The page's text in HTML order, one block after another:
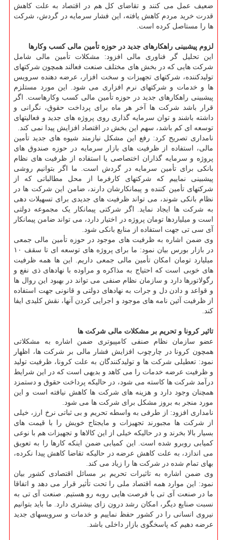
ضعیف عمل می کنند و تقاضای کل هم در اقتصاد به علت کاهش
قدرت خرید مردم کاهش یافته، این فشار سرمایه در گردش، شرکت
ها را مستاصل کرده است.
لزوم پیشبینی راهکارهای جدید در حوزه تأمین مالی کسب وکارها
این تحلیل گر فناوری مالی افزود: مشکلات تأمین مالی شامل
شرکت هایی که در بخش های مختلف صنعت فعالند همچون شرکتهای
تولیدکننده، شرکتهای تجهیزات و سخت افزار، عرضه دهنده سرویس
ها و خدمات و شرکتهای نرم افزاری می شود. این مورد مستلزم
پیشبینی راهکارهای جدید در حوزه تأمین مالی کسب وکارهاست. اگر
قرار باشد شرکت ها آخر هر ماه برای پرداخت حقوق، نگرانی و
داشته باشند و توان سرمایه گذاری روی پروژه های جدید و فعالیتهای
توسعه ای کم باشد، سهم این بخش در اقتصاد افزایش پیدا نمی کند.
نامداری تصریح کرد: رفع این مشکل نیازمند شیوه های جدید تأمین
مالی، استفاده از ظرفیت های بازار سرمایه در حوزه صندوق های
پروژه و سرمایه گذاران اختصاصی یا استفاده از ظرفیت های نظام
بانکی برای تأمین سرمایه در گردش است. ما اگر بتوانیم روشی
پیشبینی نماییم که شرکتهای کارفرما از محل مطالباتی که از
شرکتهای تأمین کننده و پیمانکارشان دارند، ضامن این شرکت ها در
نظام بانکی شوند، می تواند ظرفیت های جدیدی برای تسهیلات دهی
به شرکت ها ایجاد نماید. اگر شرکتی پیمانکار یک مجموعه دولتی
است و میلیاردها تومان پروژه در اختیار دارد، می تواند ضامن پیمانکار
آی سی تی جهت استفاده از منابع بانکی شود.
وی ضمن اشاره به ظرفیت های موجود در حوزه تأمین مالی جمعی
در بازار بورس بیان نمود: ما برای پروژه های توسعه ای تا سقف ۱۰
میلیارد تومان امکان تأمین مالی جمعی داریم. این ها همه ظرفیت
های خوبی است که احتیاج به مذاکره و مراوده با نهادهای ذی نفع و
رگولاتورها دارد و سازمان نظام صنفی می تواند در بهبود این روال ها
و قواعد و دادن دل و جرات به نهادهای دولتی و قانونی جهت استفاده
از ظرفیت آئین نامه های موجود و اجرایی کردن آنها، نقش کلیدی ایفا
کند.
تاثیر کرونا و تحریم بر مشکلات مالی شرکت ها
عضو سازمان نظام صنفی کامپیوتری ضمن اشاره به مشکلاتی
همچون کرونا در چارچوب افزایش فشار مالی بر شرکت ها، اظهار
نمود: تعطیلی شرکت ها و تولیدکنندگان به علت کرونا، ظرفیت تولید
و ظرفیت عرضه خدمات را می کاهد و بدیهی است که در این شرایط
درآمد شرکت ها کاسته می شود، در حالیکه پرداخت حقوق و دستمزد
همچنان وجود دارد و هزینه های شرکت ها کاهش نیافته است و این
مورد منجر به بروز مشکل برای شرکت ها می شود.
نامداری افزود: از طرفی به واسطه تحریم و بی ثباتی نرخ ارز، خیلی
از شرکت ها مجبورند تجهیزات و مایجتاج خویش را با قیمت های
بسیار بالا بخرند و در حالیکه خیلی از این کالاها و تجهیزات هم با نوعی
کمیابی روبرو شده است. این کمیابی ضمن اینکه کارها را به تعویق
می اندازد، به علت کاهش عرضه در حالیکه تقاضا کاهش پیدا نکرده،
بهای تمام شده در شرکت ها را زیاد می کند.
وی ضمن اشاره به تاثیرات تحریم بر مسائل اقتصادی کشور بیان
نمود: این موارد همه اقتصاد ملی را تحت تأثیر قرار می دهد و اتفاقا
ما در صنعت آی تی با فرصت هایی روبه رو هستیم. صنعت آی تی به
نسبت صنایع دیگر، امکان رشد درون زای بیشتری دارد. ما باید بتوانیم
نیروی انسانی را در کشور حفظ نماییم و خدمات و سرویسهای جدید
عرضه دهیم که پاسخگوی بازار داخلی باشد.